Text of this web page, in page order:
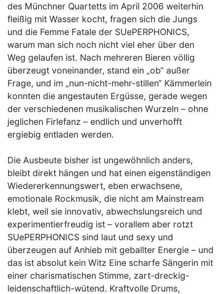
des Münchner Quartetts im April 2006 weiterhin
fleißig mit Wasser kocht, fragen sich die Jungs
und die Femme Fatale der SUePERPHONICS,
warum man sich noch nicht viel eher über den
Weg gelaufen ist. Nach mehreren Bieren völlig
überzeugt voneinander, stand ein „ob“ außer
Frage, und im „nun-nicht-mehr-stillen“ Kämmerlein
konnten die angestauten Ergüsse, gerade wegen
der verschiedenen musikalischen Wurzeln – ohne
jeglichen Firlefanz – endlich und unverhofft
ergiebig entladen werden.
Die Ausbeute bisher ist ungewöhnlich anders,
bleibt direkt hängen und hat einen eigenständigen
Wiedererkennungswert, eben erwachsene,
emotionale Rockmusik, die nicht am Mainstream
klebt, weil sie innovativ, abwechslungsreich und
experimentierfreudig ist – vorallem aber rotzt
SUePERPHONICS sind laut und sexy und
überzeugen auf Anhieb mit geballter Energie – und
das ist absolut kein Witz Eine scharfe Sängerin mit
einer charismatischen Stimme, zart-dreckig-
leidenschaftlich-wütend. Kraftvolle Drums,